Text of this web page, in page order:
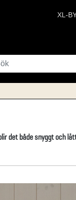
XL-
det både snyggt och